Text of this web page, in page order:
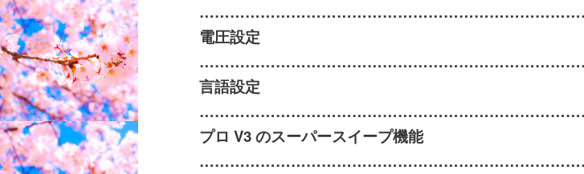
電圧設定
言語設定
プロ V3のスーパースイープ機能